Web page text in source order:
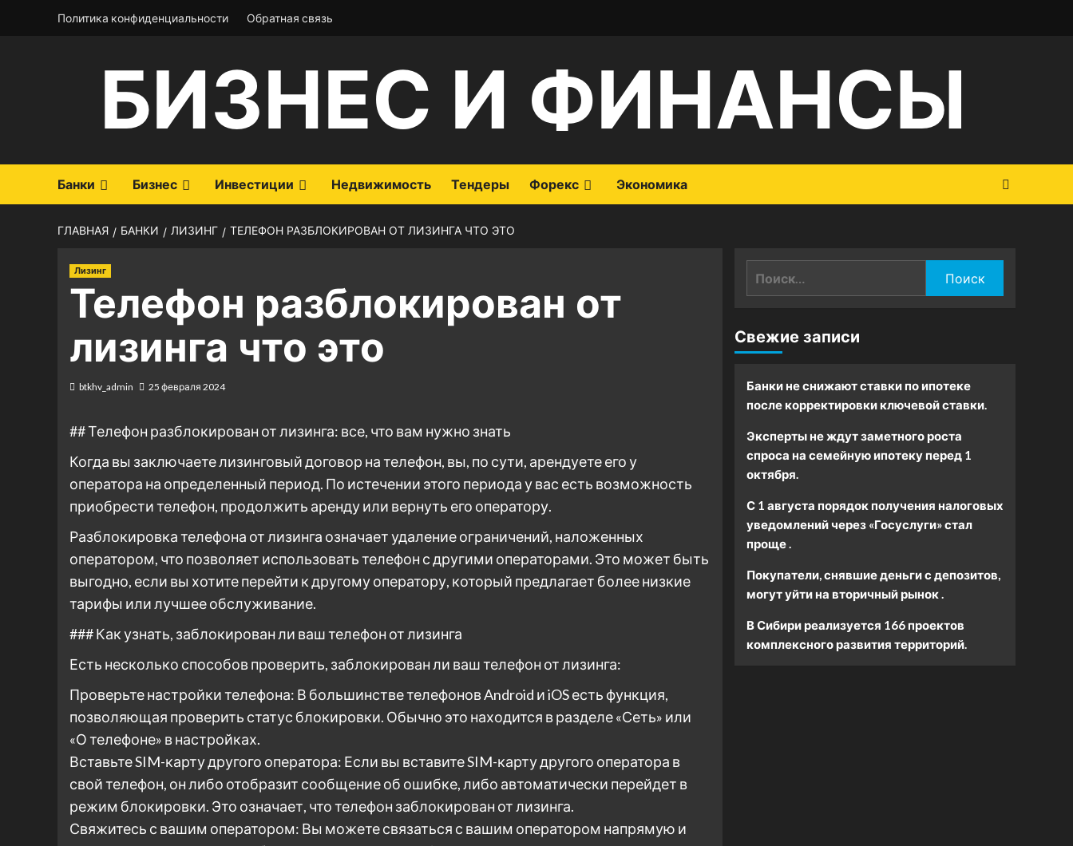
Политика конфиденциальности Обратная связь
БИЗНЕС И ФИНАНСЫ
Банки Бизнес Инвестиции Недвижимость Тендеры Форекс Экономика
ГЛАВНАЯ БАНКИ ЛИЗИНГ ТЕЛЕФОН РАЗБЛОКИРОВАН ОТ ЛИЗИНГА ЧТО ЭТО
Лизинг
Телефон разблокирован от
лизинга что это
btkhv_admin 25 февраля 2024
## Телефон разблокирован от лизинга: все, что вам нужно знать
Когда вы заключаете лизинговый договор на телефон, вы, по сути, арендуете его у
оператора на определенный период. По истечении этого периода у вас есть возможность
приобрести телефон, продолжить аренду или вернуть его оператору.
Разблокировка телефона от лизинга означает удаление ограничений, наложенных
оператором, что позволяет использовать телефон с другими операторами. Это может быть
выгодно, если вы хотите перейти к другому оператору, который предлагает более низкие
тарифы или лучшее обслуживание.
### Как узнать, заблокирован ли ваш телефон от лизинга
Есть несколько способов проверить, заблокирован ли ваш телефон от лизинга:
Проверьте настройки телефона: В большинстве телефонов Android и iOS есть функция,
позволяющая проверить статус блокировки. Обычно это находится в разделе «Сеть» или
«О телефоне» в настройках.
Вставьте SIM-карту другого оператора: Если вы вставите SIM-карту другого оператора в
свой телефон, он либо отобразит сообщение об ошибке, либо автоматически перейдет в
режим блокировки. Это означает, что телефон заблокирован от лизинга.
Свяжитесь с вашим оператором: Вы можете связаться с вашим оператором напрямую и
Свежие записи
Банки не снижают ставки по ипотеке
после корректировки ключевой ставки.
Эксперты не ждут заметного роста
спроса на семейную ипотеку перед 1
октября.
С 1 августа порядок получения налоговых
уведомлений через «Госуслуги» стал
проще .
Покупатели, снявшие деньги с депозитов,
могут уйти на вторичный рынок .
В Сибири реализуется 166 проектов
комплексного развития территорий.